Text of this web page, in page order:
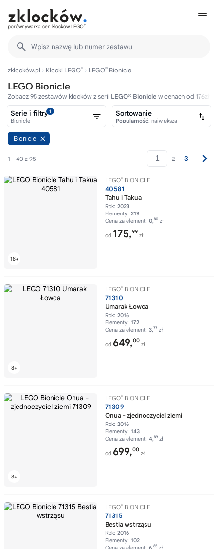
porównywarka cen klocków LEGO®
Wpisz nazwę lub numer zestawu
zklocków.pl Klocki LEGO® LEGO® Bionicle
LEGO Bionicle
Zobacz 95 zestawów klocków z serii LEGO® Bionicle w cenach od 176zł.
Bionicle
1 - 40 z 95 z 3
LEGO® BIONICLE
40581
Tahu i Takua
Rok: 2023
Elementy: 219
Cena za element: 0,80 zł
od 175,99
zł
LEGO® BIONICLE
71310
Umarak Łowca
Rok: 2016
Elementy: 172
Cena za element: 3,77 zł
od 649,00
zł
LEGO® BIONICLE
71309
Onua - zjednoczyciel ziemi
Rok: 2016
Elementy: 143
Cena za element: 4,89 zł
od 699,00
zł
LEGO® BIONICLE
71315
Bestia wstrząsu
Rok: 2016
Elementy: 102
Cena za element: 6,85 zł
Serie i filtry1
Bionicle
Sortowanie
Popularność: największa